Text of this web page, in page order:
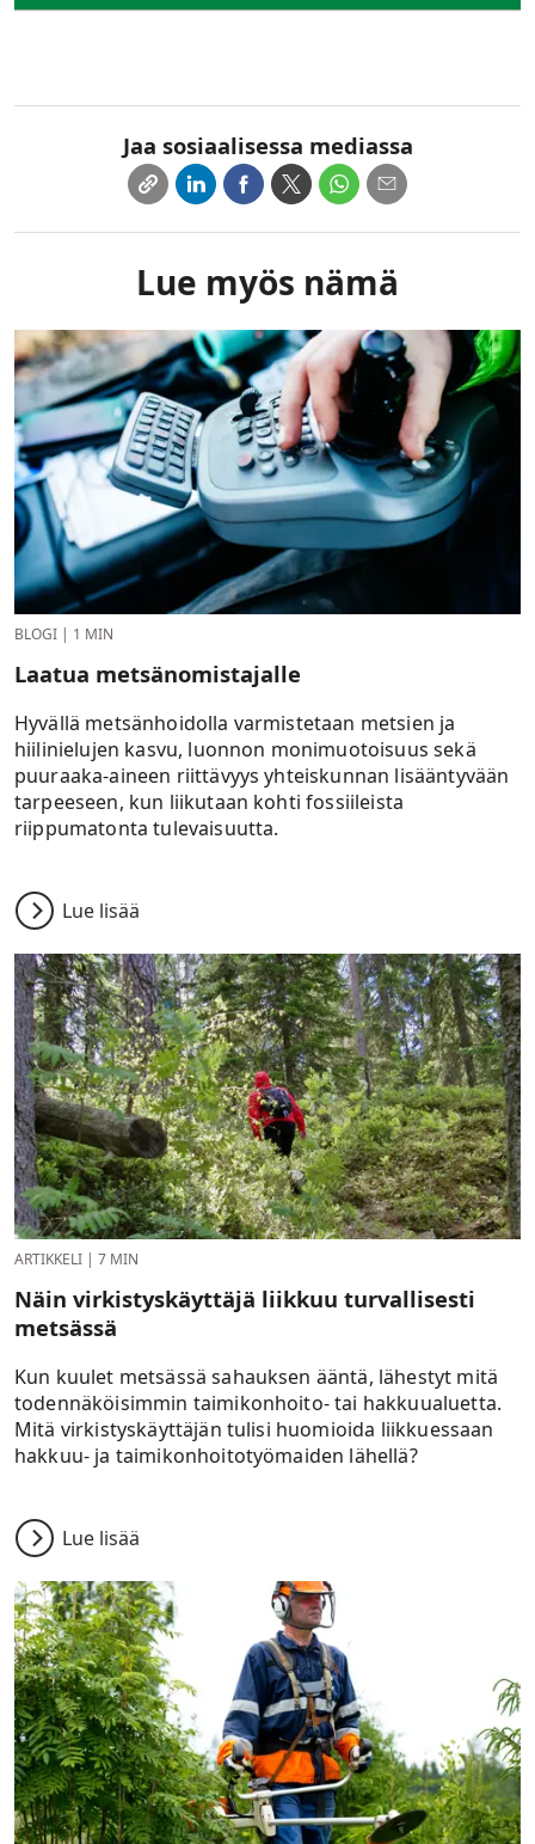
Jaa sosiaalisessa mediassa
Lue myös nämä
BLOGI | 1 MIN
Laatua metsänomistajalle
Hyvällä metsänhoidolla varmistetaan metsien ja
hiilinielujen kasvu, luonnon monimuotoisuus sekä
puuraaka-aineen riittävyys yhteiskunnan lisääntyvään
tarpeeseen, kun liikutaan kohti fossiileista
riippumatonta tulevaisuutta.
Lue lisää
ARTIKKELI | 7 MIN
Näin virkistyskäyttäjä liikkuu turvallisesti
metsässä
Kun kuulet metsässä sahauksen ääntä, lähestyt mitä
todennäköisimmin taimikonhoito- tai hakkuualuetta.
Mitä virkistyskäyttäjän tulisi huomioida liikkuessaan
hakkuu- ja taimikonhoitotyömaiden lähellä?
Lue lisää